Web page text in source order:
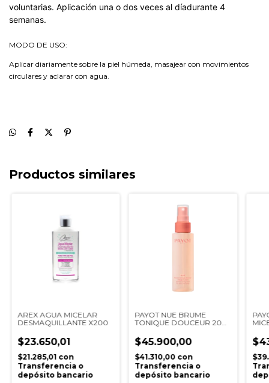
voluntarias. Aplicación una o dos veces al díadurante 4
semanas.
MODO DE USO:
Aplicar diariamente sobre la piel húmeda, masajear con movimientos
circulares y aclarar con agua.
Productos similares
AREX AGUA MICELAR
DESMAQUILLANTE X200
$23.650,01
$21.285,01 con
Transferencia o
depósito bancario
PAYOT NUE BRUME
TONIQUE DOUCEUR 200
$45.900,00
$41.310,00 con
Transferencia o
depósito bancario